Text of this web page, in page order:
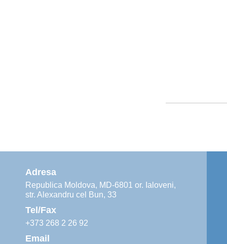
Adresa
Republica Moldova, MD-6801 or. Ialoveni,
str. Alexandru cel Bun, 33
Tel/Fax
+373 268 2 26 92
Email